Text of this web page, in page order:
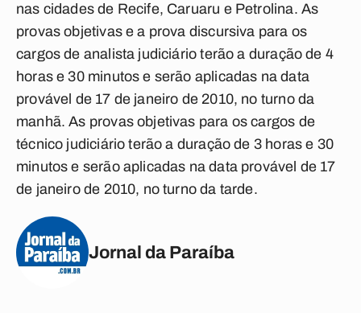
nas cidades de Recife, Caruaru e Petrolina. As
provas objetivas e a prova discursiva para os
cargos de analista judiciário terão a duração de 4
horas e 30 minutos e serão aplicadas na data
provável de 17 de janeiro de 2010, no turno da
manhã. As provas objetivas para os cargos de
técnico judiciário terão a duração de 3 horas e 30
minutos e serão aplicadas na data provável de 17
de janeiro de 2010, no turno da tarde.
Jornal da Paraíba